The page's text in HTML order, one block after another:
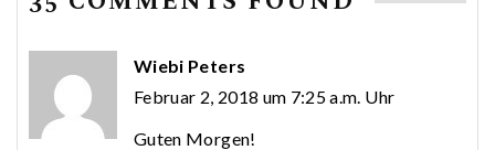
Wiebi Peters
Februar 2, 2018 um 7:25 a.m. Uhr
Guten Morgen!